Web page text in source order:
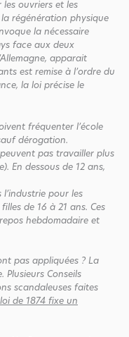
les ouvriers et les
régénération physique
la nécessaire
face aux deux
apparait
est remise à l’ordre du
la loi précise le
fréquenter l’école
dérogation.
pas travailler plus
En dessous de 12 ans,
pour les
de 16 à 21 ans. Ces
hebdomadaire et
pas appliquées ? La
Conseils
scandaleuses faites
de 1874 fixe un